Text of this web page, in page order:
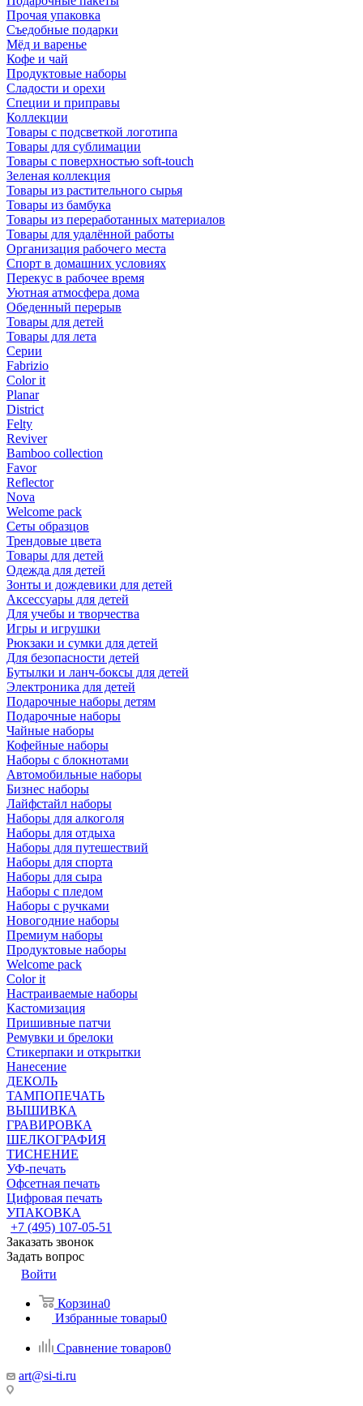
Прочая упаковка
Съедобные подарки
Мёд и варенье
Кофе и чай
Продуктовые наборы
Сладости и орехи
Специи и приправы
Коллекции
Товары с подсветкой логотипа
Товары для сублимации
Товары с поверхностью soft-touch
Зеленая коллекция
Товары из растительного сырья
Товары из бамбука
Товары из переработанных материалов
Товары для удалённой работы
Организация рабочего места
Спорт в домашних условиях
Перекус в рабочее время
Уютная атмосфера дома
Обеденный перерыв
Товары для детей
Товары для лета
Серии
Fabrizio
Color it
Planar
District
Felty
Reviver
Bamboo collection
Favor
Reflector
Nova
Welcome pack
Сеты образцов
Трендовые цвета
Товары для детей
Одежда для детей
Зонты и дождевики для детей
Аксессуары для детей
Для учебы и творчества
Игры и игрушки
Рюкзаки и сумки для детей
Для безопасности детей
Бутылки и ланч-боксы для детей
Электроника для детей
Подарочные наборы детям
Подарочные наборы
Чайные наборы
Кофейные наборы
Наборы с блокнотами
Автомобильные наборы
Бизнес наборы
Лайфстайл наборы
Наборы для алкоголя
Наборы для отдыха
Наборы для путешествий
Наборы для спорта
Наборы для сыра
Наборы с пледом
Наборы с ручками
Новогодние наборы
Премиум наборы
Продуктовые наборы
Welcome pack
Color it
Настраиваемые наборы
Кастомизация
Пришивные патчи
Ремувки и брелоки
Стикерпаки и открытки
Нанесение
ДЕКОЛЬ
ТАМПОПЕЧАТЬ
ВЫШИВКА
ГРАВИРОВКА
ШЕЛКОГРАФИЯ
ТИСНЕНИЕ
УФ-печать
Офсетная печать
Цифровая печать
УПАКОВКА
+7 (495) 107-05-51
Заказать звонок
Задать вопрос
Войти
Корзина0
Избранные товары0
Сравнение товаров0
art@si-ti.ru